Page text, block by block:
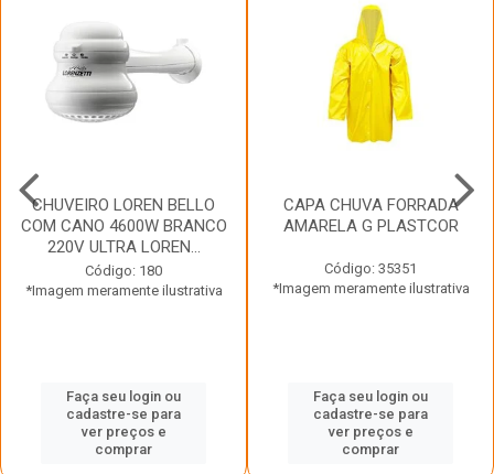
CHUVEIRO LOREN BELLO
COM CANO 4600W BRANCO
220V ULTRA LOREN...
Código: 180
*Imagem meramente ilustrativa
Faça seu login ou
cadastre-se para
ver preços e
comprar
CAPA CHUVA FORRADA
AMARELA G PLASTCOR
Código: 35351
*Imagem meramente ilustrativa
Faça seu login ou
cadastre-se para
ver preços e
comprar